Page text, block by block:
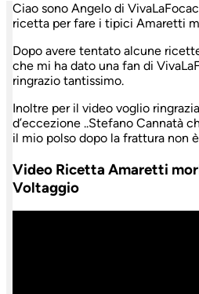
Ciao sono Angelo di
ricetta per fare i tipici Amaretti
Dopo avere tentato alcune
che mi ha dato una fan di
ringrazio tantissimo.
Inoltre per il video voglio
d’eccezione ..Stefano Cannatà
il mio polso dopo la frattura non
Video Ricetta Amaretti
Voltaggio